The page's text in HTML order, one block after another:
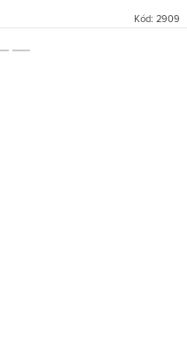
Kód: 2909